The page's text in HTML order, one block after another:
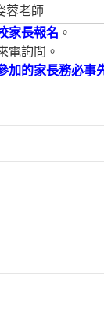
蓉老師
家長報名 。
電詢問。
加的家長務必事